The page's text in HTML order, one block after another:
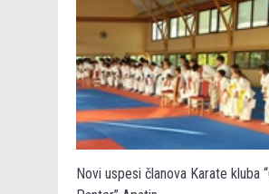
Novi uspesi članova Karate kluba